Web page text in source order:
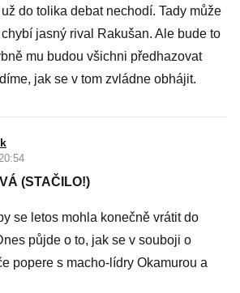
do tolika debat nechodí. Tady může
jasný rival Rakušan. Ale bude to
mu budou všichni předhazovat
jak se v tom zvládne obhájit.
(STAČILO!)
se letos mohla konečně vrátit do
půjde o to, jak se v souboji o
popere s macho-lídry Okamurou a